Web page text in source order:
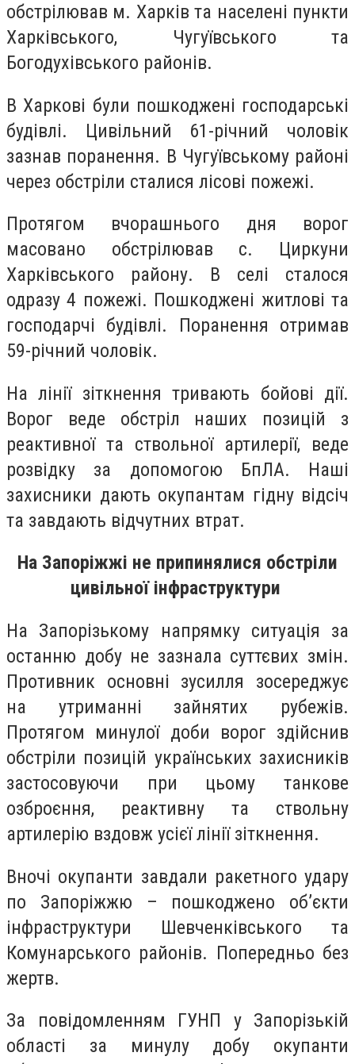
обстрілював м. Харків та населені пункти
Харківського, Чугуївського та
Богодухівського районів.
В Харкові були пошкоджені господарські
будівлі. Цивільний 61-річний чоловік
зазнав поранення. В Чугуївському районі
через обстріли сталися лісові пожежі.
Протягом вчорашнього дня ворог
масовано обстрілював с. Циркуни
Харківського району. В селі сталося
одразу 4 пожежі. Пошкоджені житлові та
господарчі будівлі. Поранення отримав
59-річний чоловік.
На лінії зіткнення тривають бойові дії.
Ворог веде обстріл наших позицій з
реактивної та ствольної артилерії, веде
розвідку за допомогою БпЛА. Наші
захисники дають окупантам гідну відсіч
та завдають відчутних втрат.
На Запоріжжі не припинялися обстріли
цивільної інфраструктури
На Запорізькому напрямку ситуація за
останню добу не зазнала суттєвих змін.
Противник основні зусилля зосереджує
на утриманні зайнятих рубежів.
Протягом минулої доби ворог здійснив
обстріли позицій українських захисників
застосовуючи при цьому танкове
озброєння, реактивну та ствольну
артилерію вздовж усієї лінії зіткнення.
Вночі окупанти завдали ракетного удару
по Запоріжжю – пошкоджено об’єкти
інфраструктури Шевченківського та
Комунарського районів. Попередньо без
жертв.
За повідомленням ГУНП у Запорізькій
області за минулу добу окупанти